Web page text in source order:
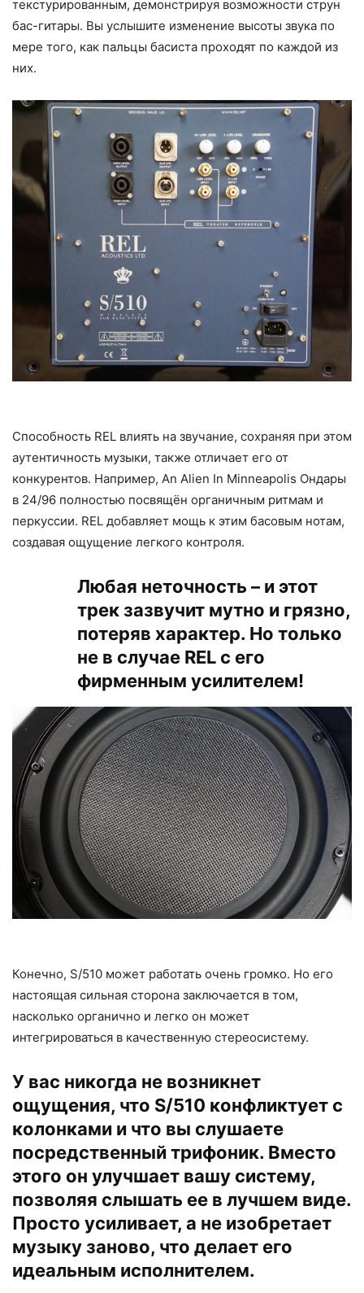
текстурированным, демонстрируя возможности струн
бас-гитары. Вы услышите изменение высоты звука по
мере того, как пальцы басиста проходят по каждой из
них.
Способность REL влиять на звучание, сохраняя при этом
аутентичность музыки, также отличает его от
конкурентов. Например, An Alien In Minneapolis Ондары
в 24/96 полностью посвящён органичным ритмам и
перкуссии. REL добавляет мощь к этим басовым нотам,
создавая ощущение легкого контроля.
Любая неточность – и этот
трек зазвучит мутно и грязно,
потеряв характер. Но только
не в случае REL с его
фирменным усилителем!
Конечно, S/510 может работать очень громко. Но его
настоящая сильная сторона заключается в том,
насколько органично и легко он может
интегрироваться в качественную стереосистему.
У вас никогда не возникнет
ощущения, что S/510 конфликтует с
колонками и что вы слушаете
посредственный трифоник. Вместо
этого он улучшает вашу систему,
позволяя слышать ее в лучшем виде.
Просто усиливает, а не изобретает
музыку заново, что делает его
идеальным исполнителем.